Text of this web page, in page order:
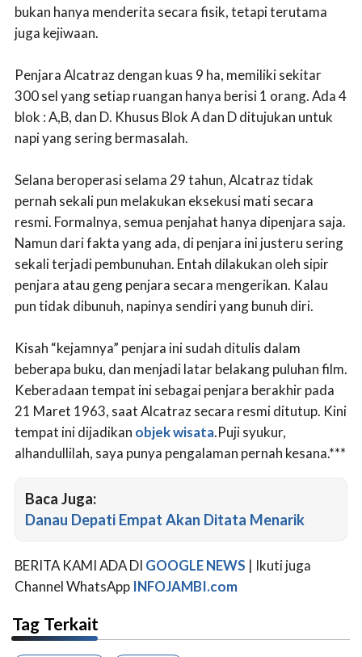
bukan hanya menderita secara fisik, tetapi terutama
juga kejiwaan.
Penjara Alcatraz dengan kuas 9 ha, memiliki sekitar
300 sel yang setiap ruangan hanya berisi 1 orang. Ada 4
blok : A,B, dan D. Khusus Blok A dan D ditujukan untuk
napi yang sering bermasalah.
Selana beroperasi selama 29 tahun, Alcatraz tidak
pernah sekali pun melakukan eksekusi mati secara
resmi. Formalnya, semua penjahat hanya dipenjara saja.
Namun dari fakta yang ada, di penjara ini justeru sering
sekali terjadi pembunuhan. Entah dilakukan oleh sipir
penjara atau geng penjara secara mengerikan. Kalau
pun tidak dibunuh, napinya sendiri yang bunuh diri.
Kisah “kejamnya” penjara ini sudah ditulis dalam
beberapa buku, dan menjadi latar belakang puluhan film.
Keberadaan tempat ini sebagai penjara berakhir pada
21 Maret 1963, saat Alcatraz secara resmi ditutup. Kini
tempat ini dijadikan objek wisata.Puji syukur,
alhandullilah, saya punya pengalaman pernah kesana.***
Baca Juga:
Danau Depati Empat Akan Ditata Menarik
BERITA KAMI ADA DI GOOGLE NEWS | Ikuti juga
Channel WhatsApp INFOJAMBI.com
Tag Terkait